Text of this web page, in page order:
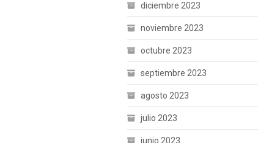
diciembre 2023
noviembre 2023
octubre 2023
septiembre 2023
agosto 2023
julio 2023
junio 2023